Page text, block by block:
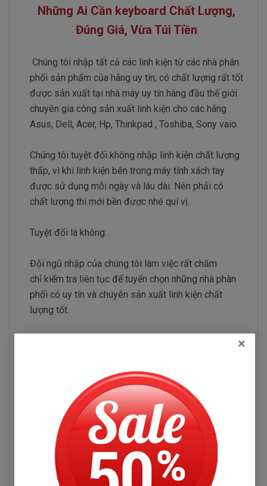
Những Ai Cần keyboard Chất Lượng,
Đúng Giá, Vừa Túi Tiền
Chúng tôi nhập tất cả các linh kiện từ các nhà phân
phối sản phẩm của hãng uy tín, có chất lượng rất tốt
được sản xuất tại nhà máy uy tín hàng đầu thế giới
chuyên gia công sản xuất linh kiện cho các hãng
Asus, Dell, Acer, Hp, Thinkpad , Toshiba, Sony vaio.
Chúng tôi tuyệt đối không nhập linh kiện chất lượng
thấp, vì khi linh kiện bên trong máy tính xách tay
được sử dụng mỗi ngày và lâu dài. Nên phải có
chất lượng thì mới bền được nhé quí vị.
Tuyệt đối là không.
Đội ngũ nhập của chúng tôi làm việc rất chăm
chỉ kiểm tra liên tục để tuyển chọn những nhà phân
phối có uy tín và chuyên sản xuất linh kiện chất
lượng tốt.
Chuyên thay bàn phím laptop
Lenovo 500-14IBD chất lượng cao,
giá tốt nhất TPHCM.
- Thay bàn phím laptop Lenovo 500-14IBD ở đâu chính
hãng, giá rẻ là vấn đề nan giải bởi không phải nơi nào
×